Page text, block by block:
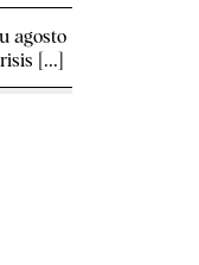
agosto
[...]